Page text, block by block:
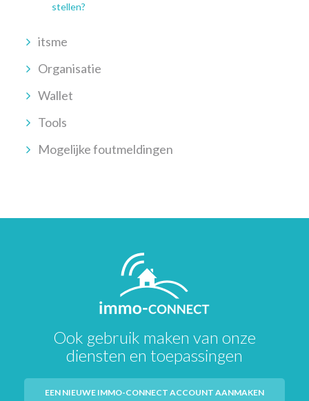
stellen?
itsme
Organisatie
Wallet
Tools
Mogelijke foutmeldingen
Ook gebruik maken van onze
diensten en toepassingen
EEN NIEUWE IMMO-CONNECT ACCOUNT AANMAKEN